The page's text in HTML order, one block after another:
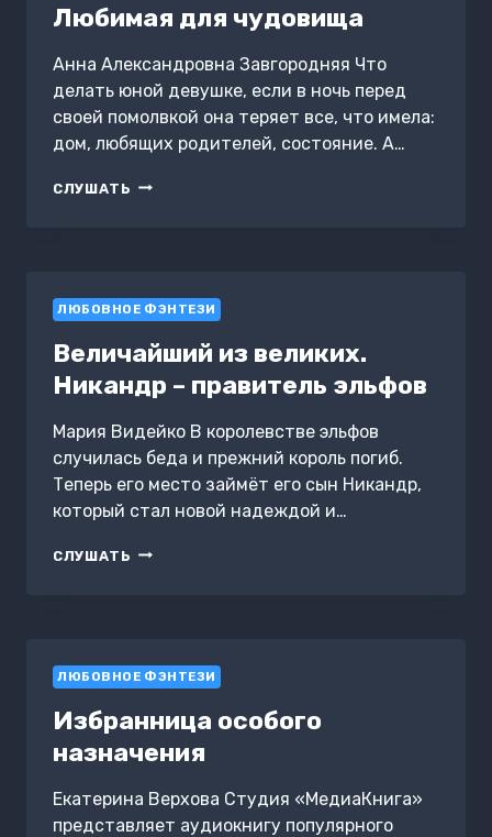
Любимая для чудовища
Анна Александровна Завгородняя Что
делать юной девушке, если в ночь перед
своей помолвкой она теряет все, что имела:
дом, любящих родителей, состояние. А…
СЛУШАТЬ ЛЮБИМАЯ
ЛЮБОВНОЕ ФЭНТЕЗИ
Величайший из великих.
Никандр – правитель эльфов
Мария Видейко В королевстве эльфов
случилась беда и прежний король погиб.
Теперь его место займёт его сын Никандр,
который стал новой надеждой и…
СЛУШАТЬ ВЕЛИЧАЙШИЙ
ЭЛЬФОВ
ЛЮБОВНОЕ ФЭНТЕЗИ
Избранница особого
назначения
Екатерина Верхова Студия «МедиаКнига»
представляет аудиокнигу популярного